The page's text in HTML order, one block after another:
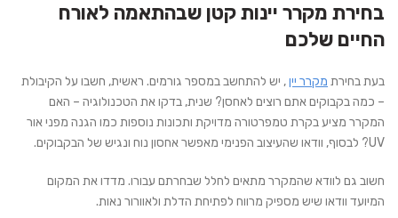
בחירת מקרר יינות קטן שבהתאמה לאורח
החיים שלכם
בעת בחירת מקרר יין, יש להתחשב במספר גורמים. ראשית, חשבו על הקיבולת
– כמה בקבוקים אתם רוצים לאחסן? שנית, בדקו את הטכנולוגיה – האם
המקרר מציע בקרת טמפרטורה מדויקת ותכונות נוספות כמו הגנה מפני אור
UV? לבסוף, וודאו שהעיצוב הפנימי מאפשר אחסון נוח ונגיש של הבקבוקים.
חשוב גם לוודא שהמקרר מתאים לחלל שבחרתם עבורו. מדדו את המקום
המיועד וודאו שיש מספיק מרווח לפתיחת הדלת ולאוורור נאות.